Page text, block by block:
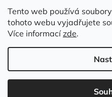
Tento web používá
tohoto webu vyjadřujete
Více informacízde.
identifikován.
Zlatá